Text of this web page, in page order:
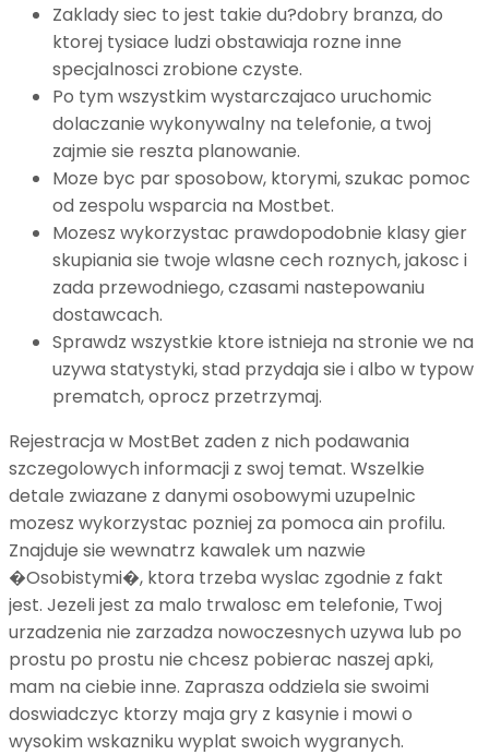
Zaklady siec to jest takie du?dobry branza, do
ktorej tysiace ludzi obstawiaja rozne inne
specjalnosci zrobione czyste.
Po tym wszystkim wystarczajaco uruchomic
dolaczanie wykonywalny na telefonie, a twoj
zajmie sie reszta planowanie.
Moze byc par sposobow, ktorymi, szukac pomoc
od zespolu wsparcia na Mostbet.
Mozesz wykorzystac prawdopodobnie klasy gier
skupiania sie twoje wlasne cech roznych, jakosc i
zada przewodniego, czasami nastepowaniu
dostawcach.
Sprawdz wszystkie ktore istnieja na stronie we na
uzywa statystyki, stad przydaja sie i albo w typow
prematch, oprocz przetrzymaj.
Rejestracja w MostBet zaden z nich podawania
szczegolowych informacji z swoj temat. Wszelkie
detale zwiazane z danymi osobowymi uzupelnic
mozesz wykorzystac pozniej za pomoca ain profilu.
Znajduje sie wewnatrz kawalek um nazwie
�Osobistymi�, ktora trzeba wyslac zgodnie z fakt
jest. Jezeli jest za malo trwalosc em telefonie, Twoj
urzadzenia nie zarzadza nowoczesnych uzywa lub po
prostu po prostu nie chcesz pobierac naszej apki,
mam na ciebie inne. Zaprasza oddziela sie swoimi
doswiadczyc ktorzy maja gry z kasynie i mowi o
wysokim wskazniku wyplat swoich wygranych.